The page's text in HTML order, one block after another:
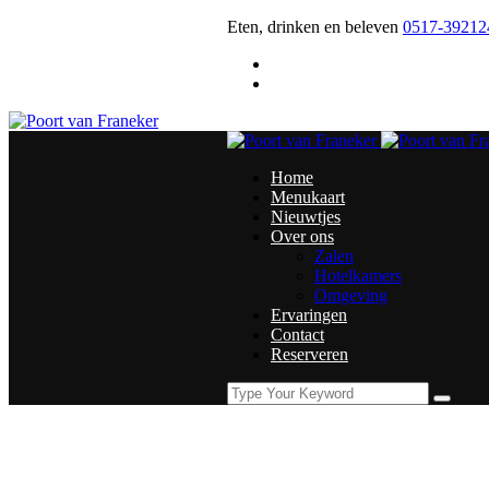
Eten, drinken en beleven 0517-
Home
Menukaart
Nieuwtjes
Over ons
Zalen
Hotelkamers
Omgeving
Ervaringen
Contact
Reserveren